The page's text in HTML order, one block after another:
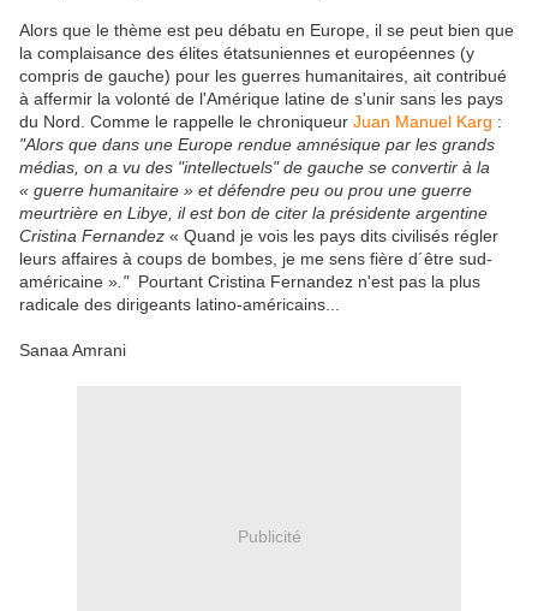
Alors que le thème est peu débatu en Europe, il se peut bien que
la complaisance des élites étatsuniennes et européennes (y
compris de gauche) pour les guerres humanitaires, ait contribué
à affermir la volonté de l'Amérique latine de s'unir sans les pays
du Nord. Comme le rappelle le chroniqueur Juan Manuel Karg :
"Alors que dans une Europe rendue amnésique par les grands
médias, on a vu des "intellectuels" de gauche se convertir à la
« guerre humanitaire » et défendre peu ou prou une guerre
meurtrière en Libye, il est bon de citer la présidente argentine
Cristina Fernandez « Quand je vois les pays dits civilisés régler
leurs affaires à coups de bombes, je me sens fière d´être sud-
américaine » ."Pourtant Cristina Fernandez n'est pas la plus
radicale des dirigeants latino-américains...
Sanaa Amrani
Publicité